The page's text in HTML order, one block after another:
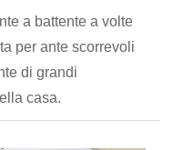
a battente a volte
per ante scorrevoli
di grandi
casa.